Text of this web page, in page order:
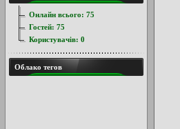
Онлайн всього: 75
Гостей: 75
Користувачів: 0
Облако тегов